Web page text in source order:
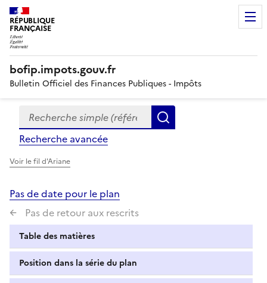
RÉPUBLIQUE
FRANÇAISE
bofip.impots.gouv.fr
Bulletin Officiel des Finances Publiques - Impôts
Formulaire
de
recherche
Recherche simple (références, mots clés, partie du
Recherche avancée
Voir le fil d'Ariane
Pas de date pour le plan
Pas de retour aux rescrits
Table des matières
Position dans la série du plan